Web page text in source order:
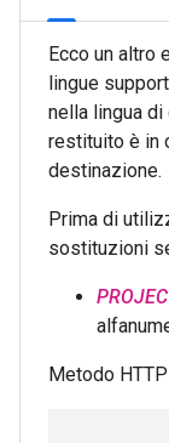
Ecco un altro
lingue
nella lingua
restituito è in
destinazione.
Prima di
sostituzioni
Metodo HTTP